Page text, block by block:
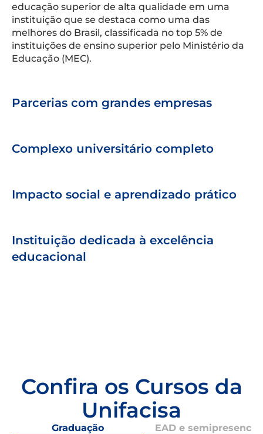
educação superior de alta qualidade em uma
instituição que se destaca como uma das
melhores do Brasil, classificada no top 5% de
instituições de ensino superior pelo Ministério da
Educação (MEC).
Parcerias com grandes empresas
Complexo universitário completo
Impacto social e aprendizado prático
Instituição dedicada à excelência
educacional
Confira os Cursos da
Unifacisa
Graduação EAD e semipresencial